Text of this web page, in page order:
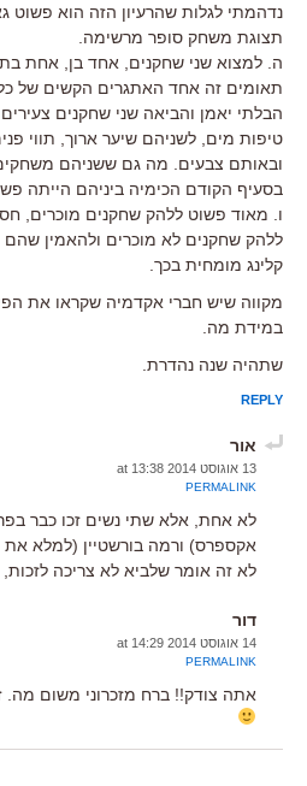
נדהמתי לגלות שהרעיון הזה הוא פשוט
תצוגת משחק סופר מרשימה.
ה. למצוא שני שחקנים, אחד בן, אחת
תאומים זה אחד האתגרים הקשים של
הבלתי יאמן והביאה שני שחקנים
טיפות מים, לשניהם שיער ארוך, תווי
ובאותם צבעים. מה גם ששניהם
בסעיף הקודם הכימיה ביניהם הייתה
ו. מאוד פשוט ללהק שחקנים מוכרים,
ללהק שחקנים לא מוכרים ולהאמין
קלינג מומחית בכך.
מקווה שיש חברי אקדמיה שקראו את
במידת מה.
שתהיה שנה נהדרת.
REPLY
אור
13 אוגוסט 2014 at 13:38
PERMALINK
לא אחת, אלא שתי נשים זכו כבר
אקספרס) ורמה בורשטיין (למלא את
לא זה אומר שלביא לא צריכה לזכות,
דור
14 אוגוסט 2014 at 14:29
PERMALINK
אתה צודק!! ברח מזכרוני משום מה.